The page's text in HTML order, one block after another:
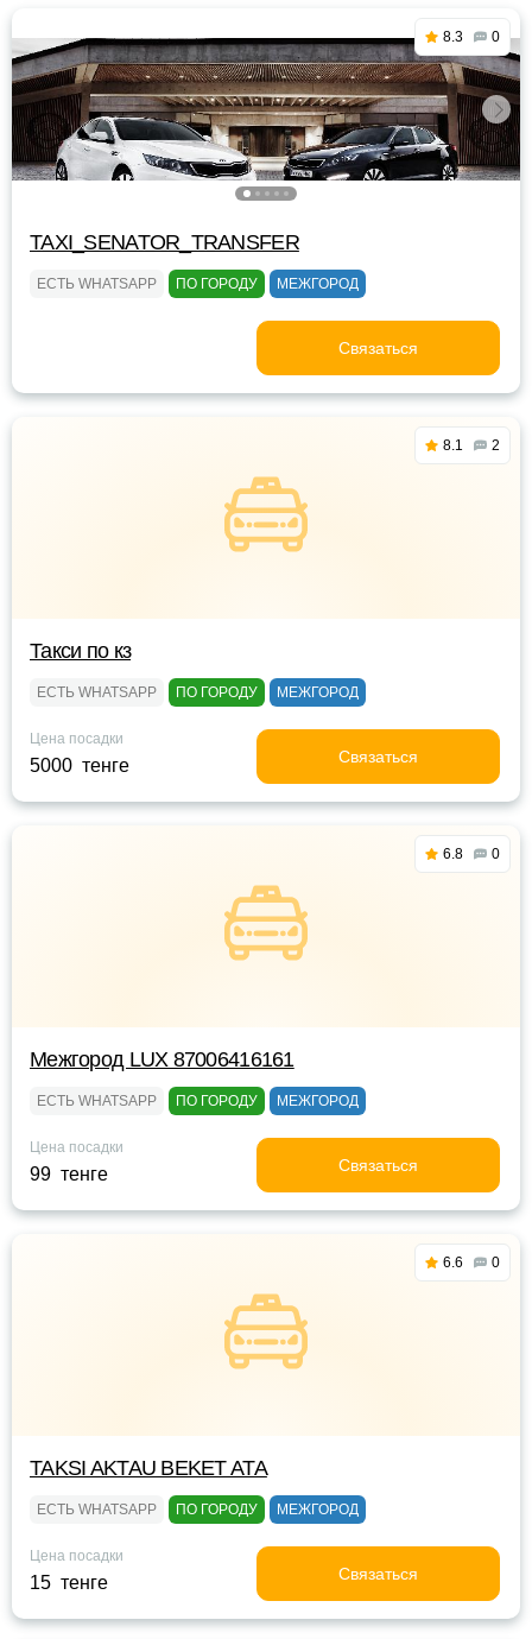
8.3 0
TAXI_SENATOR_TRANSFER
ЕСТЬ WHATSAPP ПО ГОРОДУ МЕЖГОРОД
Связаться
8.1 2
Такси по кз
ЕСТЬ WHATSAPP ПО ГОРОДУ МЕЖГОРОД
Цена посадки
5000 тенге Связаться
6.8 0
Межгород LUX 87006416161
ЕСТЬ WHATSAPP ПО ГОРОДУ МЕЖГОРОД
Цена посадки
99 тенге Связаться
6.6 0
TAKSI AKTAU BEKET ATA
ЕСТЬ WHATSAPP ПО ГОРОДУ МЕЖГОРОД
Цена посадки
15 тенге Связаться